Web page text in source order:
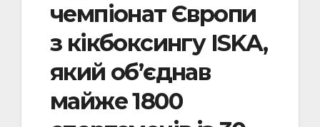
чемпіонат Європи
з кікбоксингу ISKA,
який об’єднав
майже 1800